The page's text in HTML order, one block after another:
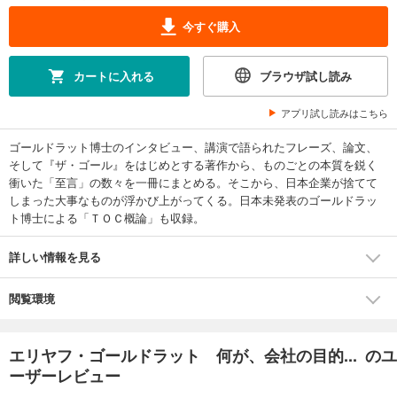
今すぐ購入
カートに入れる ブラウザ試し読み
アプリ試し読みはこちら
ゴールドラット博士のインタビュー、講演で語られたフレーズ、論文、
そして『ザ・ゴール』をはじめとする著作から、ものごとの本質を鋭く
衝いた「至言」の数々を一冊にまとめる。そこから、日本企業が捨てて
しまった大事なものが浮かび上がってくる。日本未発表のゴールドラッ
ト博士による「ＴＯＣ概論」も収録。
詳しい情報を見る
閲覧環境
エリヤフ・ゴールドラット 何が、会社の目的... のユ
ーザーレビュー